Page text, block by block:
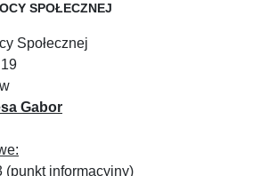
SPOŁECZNEJ
Społecznej
Gabor
(punkt informacyjny)